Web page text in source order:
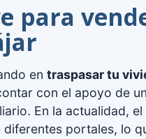
para
en traspasar tu
con el apoyo de
En la actualidad,
diferentes portales, lo